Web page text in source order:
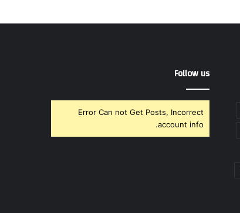
Follow us
Error Can not Get Posts, Incorrect
account info.